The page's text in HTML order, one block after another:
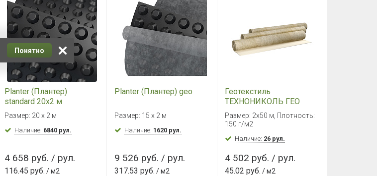
Planter (Плантер)
standard 20x2 м
Размер: 20 х 2 м
Наличие: 6840 рул.
4 658 руб. / рул.
116.45 руб. / м2
Planter (Плантер) geo
Размер: 15 х 2 м
Наличие: 1620 рул.
9 526 руб. / рул.
317.53 руб. / м2
Геотекстиль
ТЕХНОНИКОЛЬ ГЕО
Лайт 150, 2х50м
Размер: 2х50 м, Плотность:
150 г/м2
Наличие: 26 рул.
4 502 руб. / рул.
45.02 руб. / м2
Понятно